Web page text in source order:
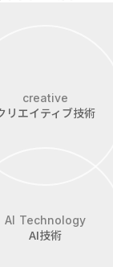
creative
リエイティブ技術
AI Technology
AI技術